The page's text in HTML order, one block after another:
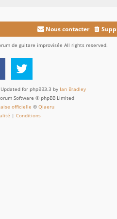
Nous contacter
de guitare improvisée All rights reserved.
Updated for phpBB3.3 by Ian Bradley
Software © phpBB Limited
officielle © Qiaeru
| Conditions